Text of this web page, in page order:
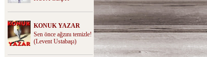
KONUK YAZAR
Sen önce ağzını temizle!
(Levent Ustabaşı)